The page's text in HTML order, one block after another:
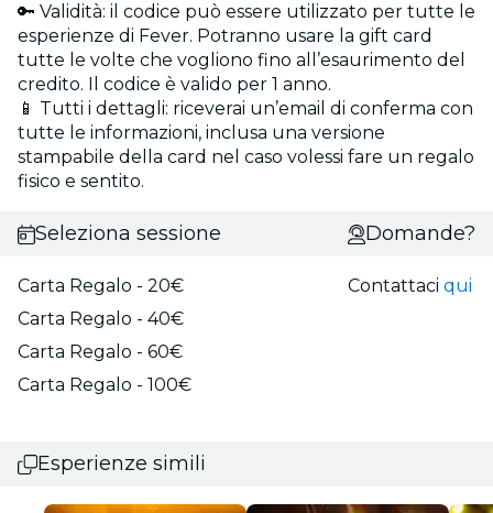
🔑 Validità: il codice può essere utilizzato per tutte le
esperienze di Fever. Potranno usare la gift card
tutte le volte che vogliono fino all’esaurimento del
credito. Il codice è valido per 1 anno.
📱 Tutti i dettagli: riceverai un’email di conferma con
tutte le informazioni, inclusa una versione
stampabile della card nel caso volessi fare un regalo
fisico e sentito.
Seleziona sessione
Carta Regalo - 20€
Carta Regalo - 40€
Carta Regalo - 60€
Carta Regalo - 100€
Domande?
Contattaciqui
Esperienze simili